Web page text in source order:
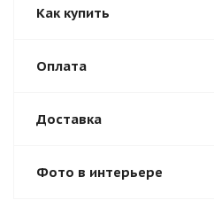
Как купить
Оплата
Доставка
Фото в интерьере